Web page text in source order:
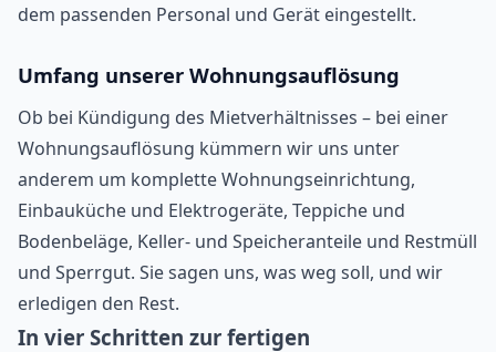
dem passenden Personal und Gerät eingestellt.
Umfang unserer Wohnungsauflösung
Ob bei Kündigung des Mietverhältnisses – bei einer
Wohnungsauflösung kümmern wir uns unter
anderem um komplette Wohnungseinrichtung,
Einbauküche und Elektrogeräte, Teppiche und
Bodenbeläge, Keller- und Speicheranteile und Restmüll
und Sperrgut. Sie sagen uns, was weg soll, und wir
erledigen den Rest.
In vier Schritten zur fertigen